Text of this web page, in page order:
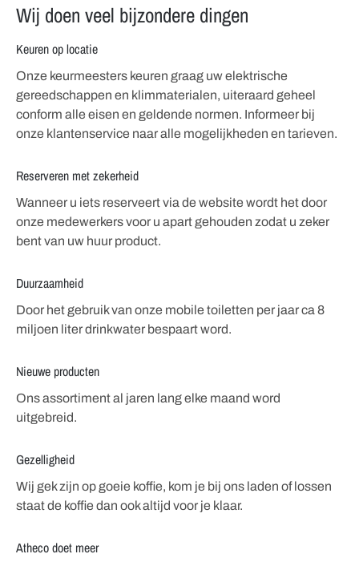
Wij doen veel bijzondere dingen
Keuren op locatie
Onze keurmeesters keuren graag uw elektrische
gereedschappen en klimmaterialen, uiteraard geheel
conform alle eisen en geldende normen. Informeer bij
onze klantenservice naar alle mogelijkheden en tarieven.
Reserveren met zekerheid
Wanneer u iets reserveert via de website wordt het door
onze medewerkers voor u apart gehouden zodat u zeker
bent van uw huur product.
Duurzaamheid
Door het gebruik van onze mobile toiletten per jaar ca 8
miljoen liter drinkwater bespaart word.
Nieuwe producten
Ons assortiment al jaren lang elke maand word
uitgebreid.
Gezelligheid
Wij gek zijn op goeie koffie, kom je bij ons laden of lossen
staat de koffie dan ook altijd voor je klaar.
Atheco doet meer